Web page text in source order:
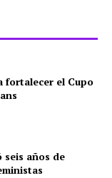
fortalecer el Cupo
seis años de